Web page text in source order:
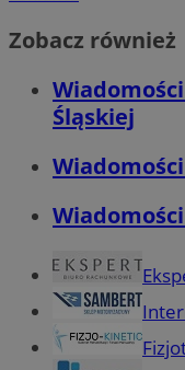
Zobacz również
Śląskiej